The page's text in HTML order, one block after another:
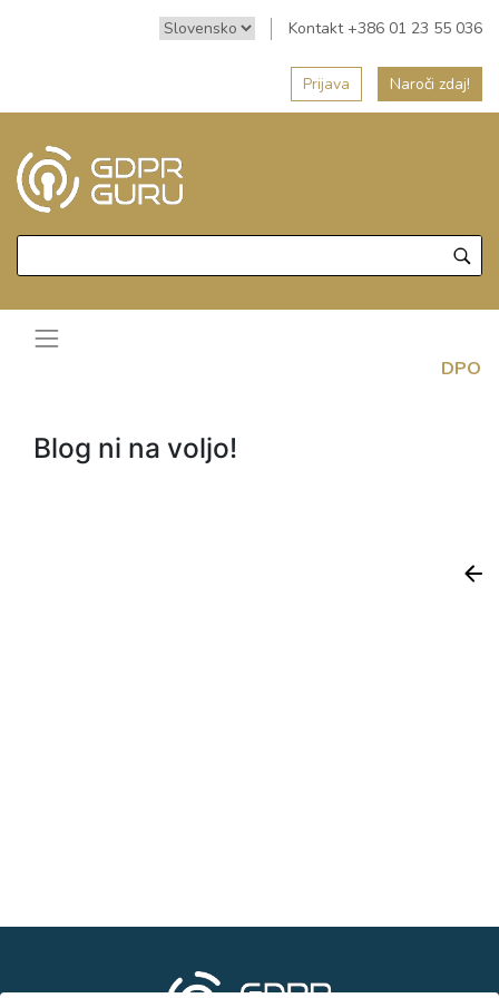
Kontakt +386 01 23 55 036
Prijava Naroči zdaj!
DPO
Blog ni na voljo!